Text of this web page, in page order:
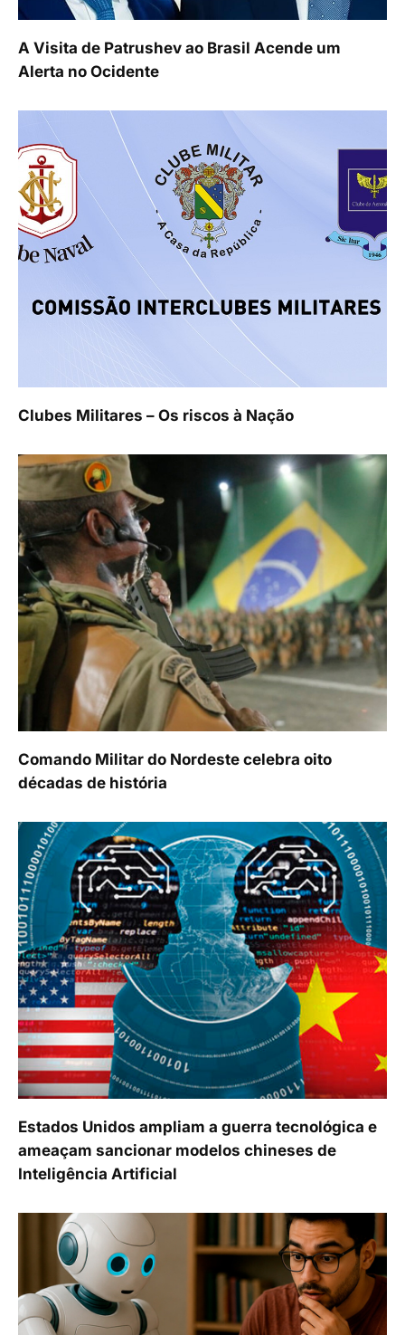
A Visita de Patrushev ao Brasil Acende um
Alerta no Ocidente
Clubes Militares – Os riscos à Nação
Comando Militar do Nordeste celebra oito
décadas de história
Estados Unidos ampliam a guerra tecnológica e
ameaçam sancionar modelos chineses de
Inteligência Artificial